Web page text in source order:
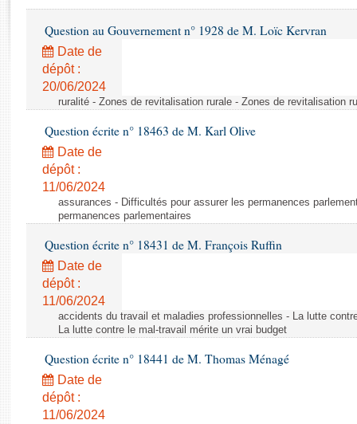
Baromètre de l’application des lois
Dossiers législatifs
Budget et sécurité sociale
Questions écrites et orales
Comptes rendus des débats
Question au Gouvernement n° 1928 de M. Loïc Kervran
Date de
dépôt :
20/06/2024
ruralité - Zones de revitalisation rurale - Zones de revitalisation
Question écrite n° 18463 de M. Karl Olive
Date de
dépôt :
11/06/2024
assurances - Difficultés pour assurer les permanences
permanences parlementaires
Question écrite n° 18431 de M. François Ruffin
Date de
dépôt :
11/06/2024
accidents du travail et maladies professionnelles - La lutte
La lutte contre le mal-travail mérite un vrai budget
Question écrite n° 18441 de M. Thomas Ménagé
Date de
dépôt :
11/06/2024